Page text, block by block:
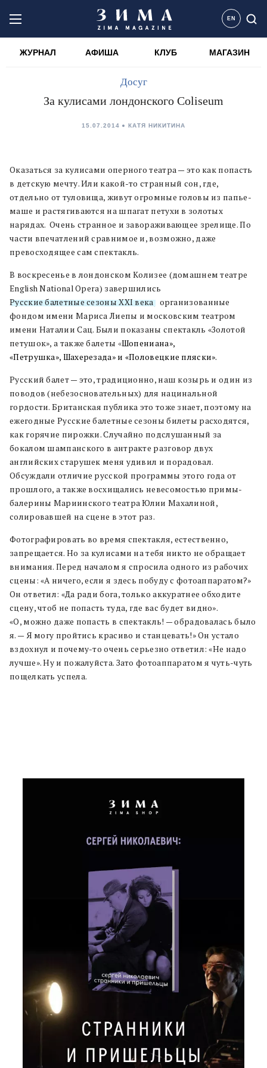
EN
ЖУРНАЛ АФИША КЛУБ МАГАЗИН
Досуг
За кулисами лондонского Coliseum
15.07.2014 КАТЯ НИКИТИНА
Оказаться за кулисами оперного театра — это как попасть
в детскую мечту. Или какой-то странный сон, где,
отдельно от туловища, живут огромные головы из папье-
маше и растягиваются на шпагат петухи в золотых
нарядах. Очень странное и завораживающее зрелище. По
части впечатлений сравнимое и, возможно, даже
превосходящее сам спектакль.
В воскресенье в лондонском Колизее (домашнем театре
English National Opera) завершились
Русские балетные сезоны XXI века, организованные
фондом имени Мариса Лиепы и московским театром
имени Наталии Сац. Были показаны спектакль «Золотой
петушок», а также балеты «Шопениана»,
«Петрушка», Шахерезада» и «Половецкие пляски».
Русский балет — это, традиционно, наш козырь и один из
поводов (небезосновательных) для нацинальной
гордости. Британская публика это тоже знает, поэтому на
ежегодные Русские балетные сезоны билеты расходятся,
как горячие пирожки. Случайно подслушанный за
бокалом шампанского в антракте разговор двух
английских старушек меня удивил и порадовал.
Обсуждали отличие русской программы этого года от
прошлого, а также восхищались невесомостью примы-
балерины Мариинского театра Юлии Махалиной,
солировавшей на сцене в этот раз.
Фотографировать во время спектакля, естественно,
запрещается. Но за кулисами на тебя никто не обращает
внимания. Перед началом я спросила одного из рабочих
сцены: «А ничего, если я здесь побуду с фотоаппаратом?»
Он ответил: «Да ради бога, только аккуратнее обходите
сцену, чтоб не попасть туда, где вас будет видно».
«О, можно даже попасть в спектакль! — обрадовалась было
я. — Я могу пройтись красиво и станцевать!» Он устало
вздохнул и почему-то очень серьезно ответил: «Не надо
лучше». Ну и пожалуйста. Зато фотоаппаратом я чуть-чуть
пощелкать успела.